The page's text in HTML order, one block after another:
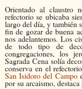
Orientado al claustro
refectorio se ubicaba
largo del día, y también
fin de gozar de buena
nos adelantemos. Los
de todo tipo de
congregaciones, los
Sagrada Cena solía
conserva en el
San Isidoro del Campo
por su arcaismo,